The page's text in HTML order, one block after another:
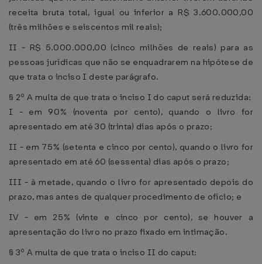
receita bruta total, igual ou inferior a R$ 3.600.000,00
(três milhões e seiscentos mil reais);
II - R$ 5.000.000,00 (cinco milhões de reais) para as
pessoas jurídicas que não se enquadrarem na hipótese de
que trata o inciso I deste parágrafo.
§ 2º A multa de que trata o inciso I do caput será reduzida:
I - em 90% (noventa por cento), quando o livro for
apresentado em até 30 (trinta) dias após o prazo;
II - em 75% (setenta e cinco por cento), quando o livro for
apresentado em até 60 (sessenta) dias após o prazo;
III - à metade, quando o livro for apresentado depois do
prazo, mas antes de qualquer procedimento de ofício; e
IV - em 25% (vinte e cinco por cento), se houver a
apresentação do livro no prazo fixado em intimação.
§ 3º A multa de que trata o inciso II do caput: